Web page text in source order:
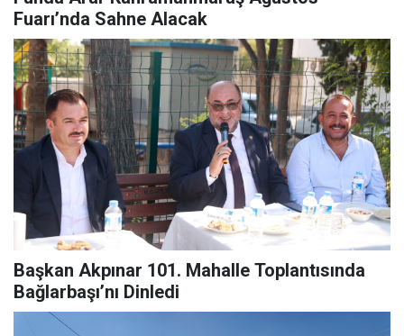
Fuarı’nda Sahne Alacak
Başkan Akpınar 101. Mahalle Toplantısında
Bağlarbaşı’nı Dinledi